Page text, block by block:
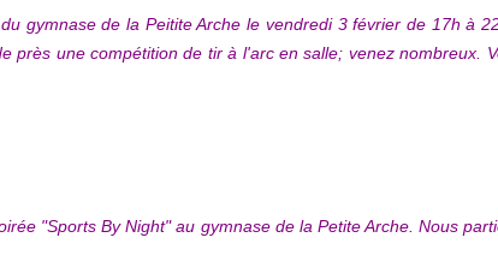
gymnase de la Peitite Arche le vendredi 3 février de 17h à
près une compétition de tir à l'arc en salle; venez nombreux.
"Sports By Night" au gymnase de la Petite Arche. Nous